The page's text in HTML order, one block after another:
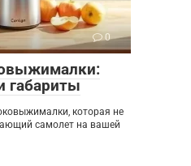
0
габариты
которая не
самолет на вашей